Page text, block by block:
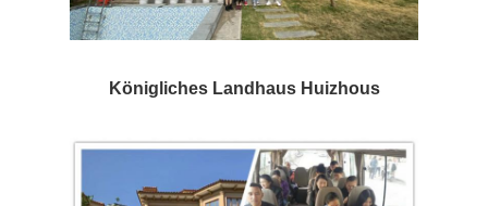
Königliches Landhaus Huizhous